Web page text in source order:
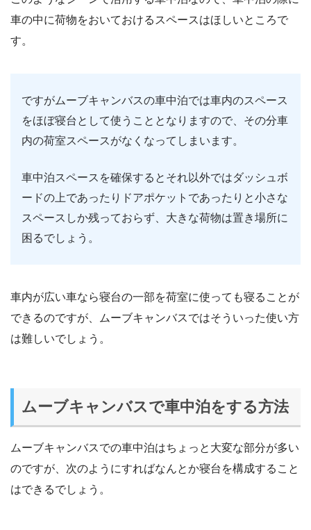
車の中に荷物をおいておけるスペースはほしいところで
す。
ですがムーブキャンバスの車中泊では車内のスペース
をほぼ寝台として使うこととなりますので、その分車
内の荷室スペースがなくなってしまいます。
車中泊スペースを確保するとそれ以外ではダッシュボ
ードの上であったりドアポケットであったりと小さな
スペースしか残っておらず、大きな荷物は置き場所に
困るでしょう。
車内が広い車なら寝台の一部を荷室に使っても寝ることが
できるのですが、ムーブキャンバスではそういった使い方
は難しいでしょう。
ムーブキャンバスで車中泊をする方法
ムーブキャンバスでの車中泊はちょっと大変な部分が多い
のですが、次のようにすればなんとか寝台を構成すること
はできるでしょう。